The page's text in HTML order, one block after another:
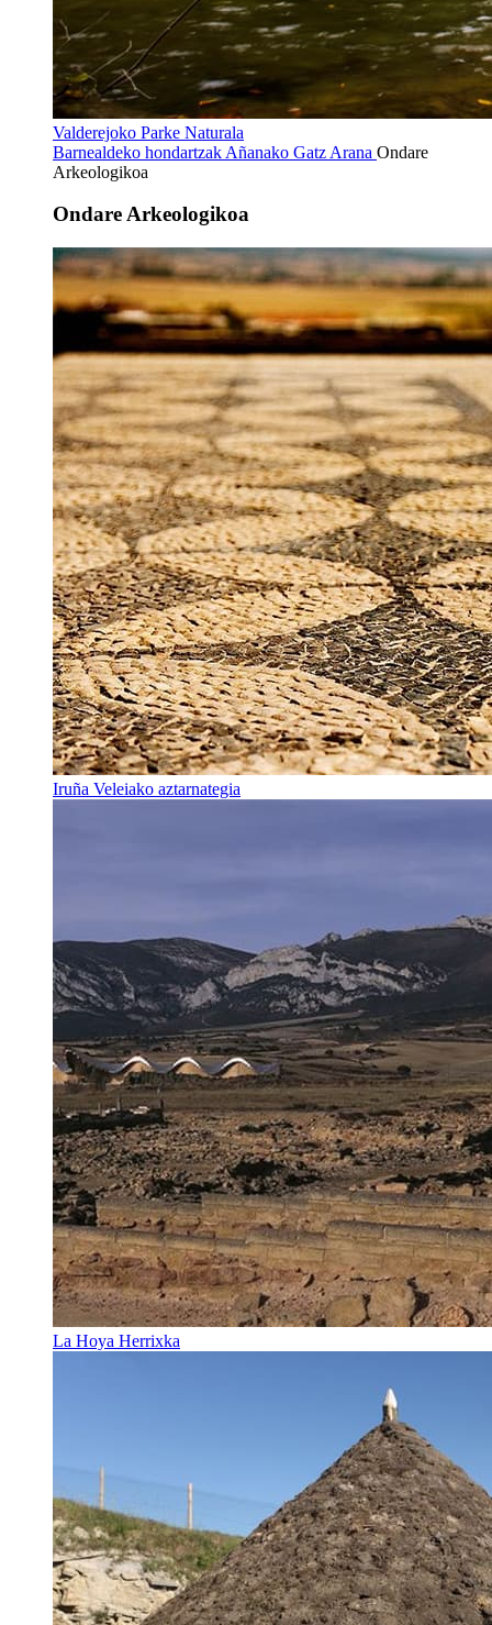
Valderejoko Parke Naturala
Barnealdeko hondartzak Añanako Gatz Arana Ondare
Arkeologikoa
Ondare Arkeologikoa
Iruña Veleiako aztarnategia
La Hoya Herrixka